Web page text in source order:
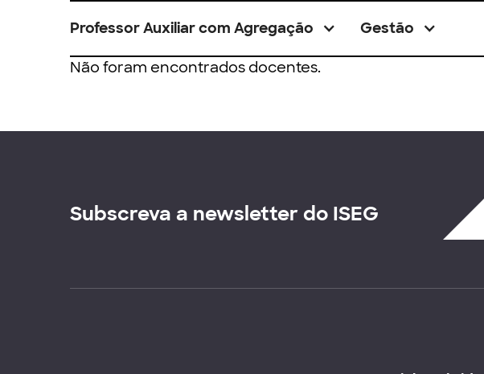
Professor Auxiliar com Agregação Gestão
Não foram encontrados docentes.
Subscreva a newsletter do ISEG